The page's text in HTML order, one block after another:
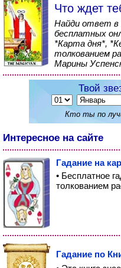
Что ждет
Найди ответ в
бесплатных
*Карта дня*,
толкованием
Марины
Твой
Кто ты по
Интересное на сайте
Гадание на
• Бесплатное
толкованием
Гадание по